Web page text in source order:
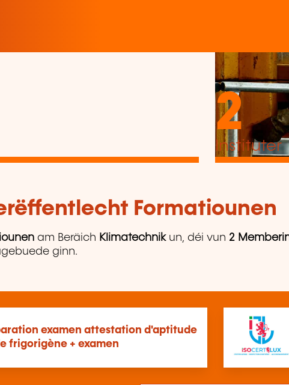
2
Instituter
Formatiounen
am Beräich Klimatechnikun, déi vun 2
ginn.
examen attestation d'aptitude
frigorigène + examen